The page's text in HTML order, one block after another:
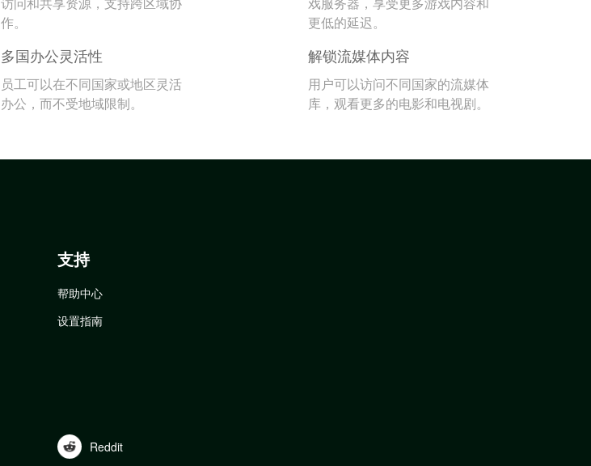
作。
多国办公灵活性
员工可以在不同国家或地区灵活
办公，而不受地域限制。
更低的延迟。
解锁流媒体内容
用户可以访问不同国家的流媒体
库，观看更多的电影和电视剧。
支持
帮助中心
设置指南
Reddit